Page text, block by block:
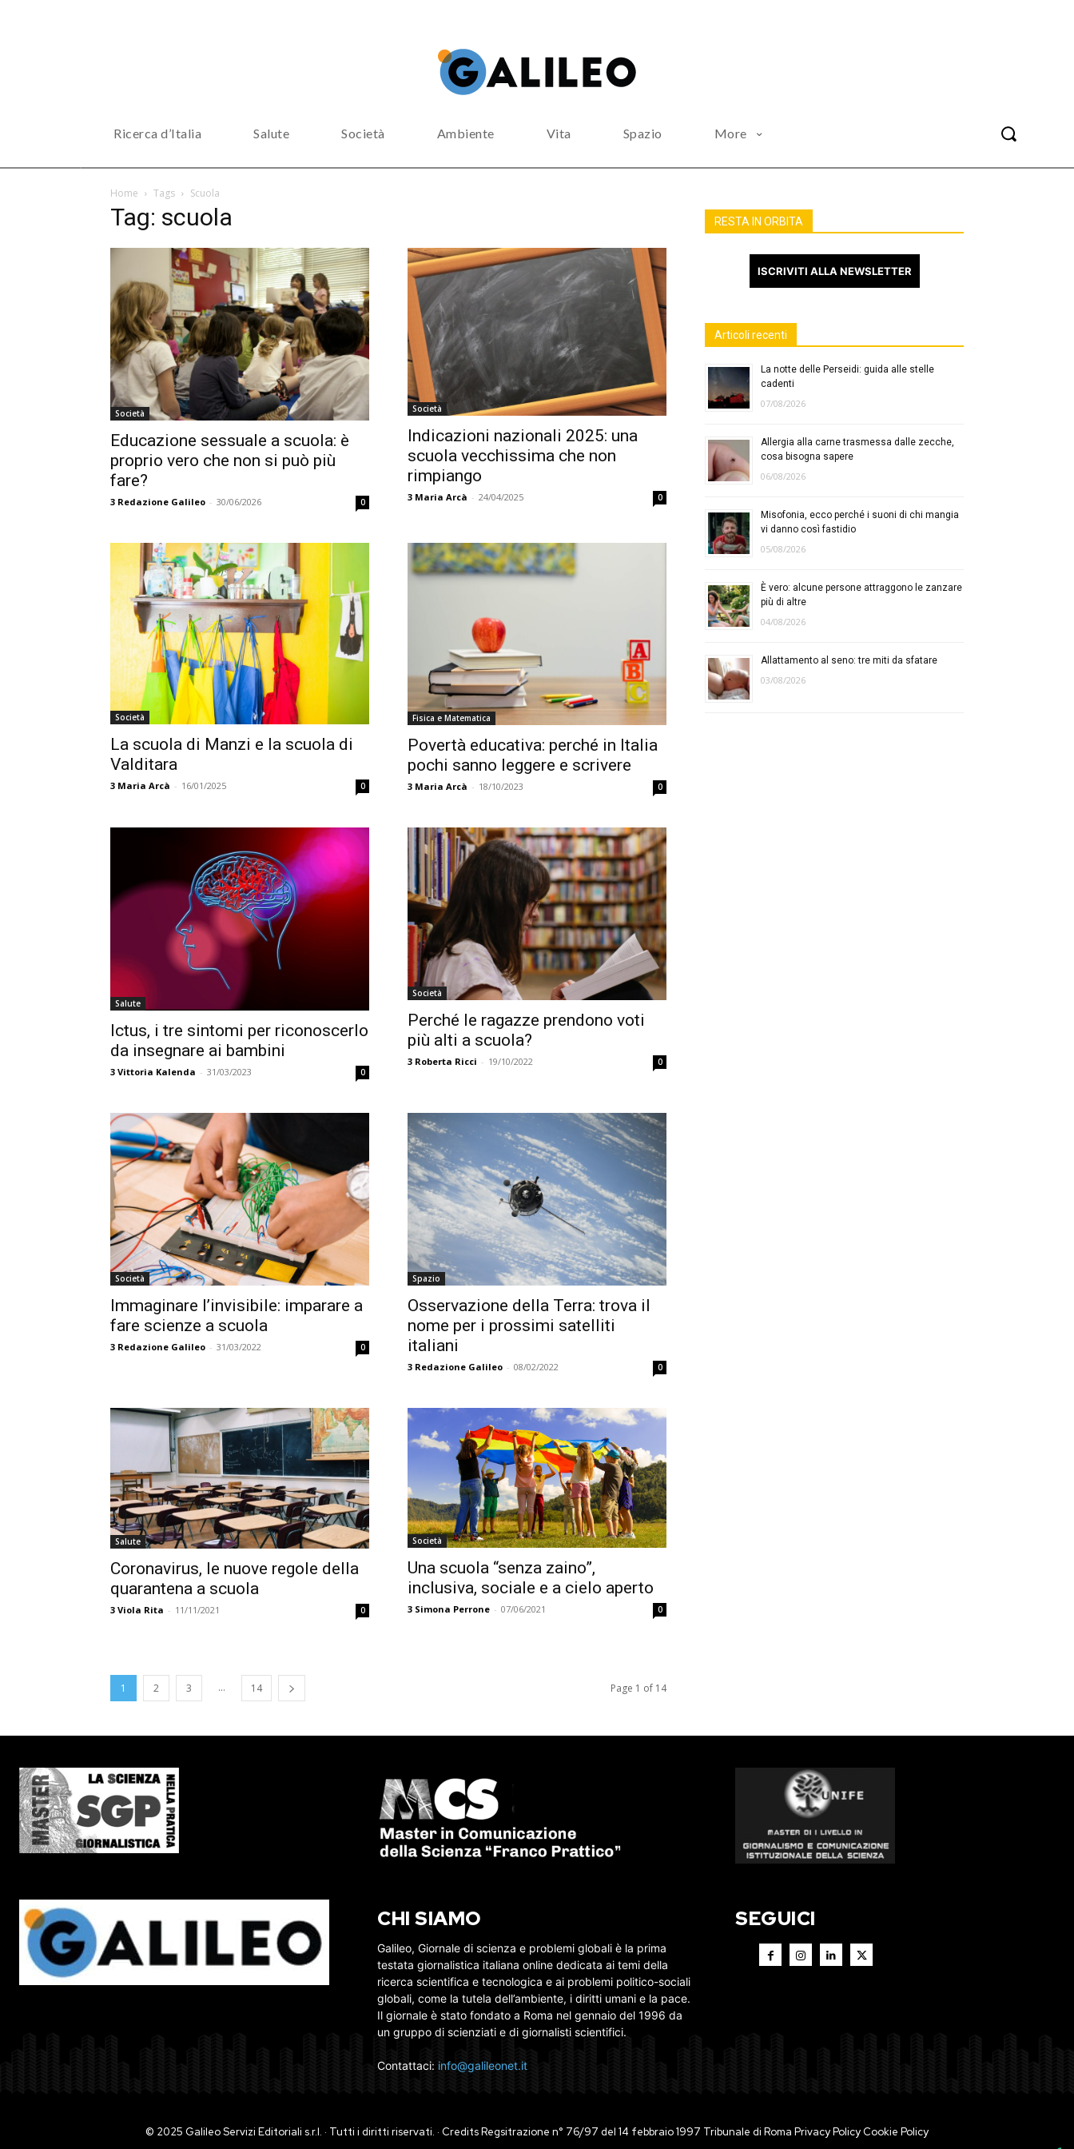
Ricerca d’Italia Salute Società Ambiente Vita Spazio More
Home Tags Scuola
Tag: scuola
Società
Educazione sessuale a scuola: è
proprio vero che non si può più
fare?
3 Redazione Galileo - 30/06/2026 0
Società
Indicazioni nazionali 2025: una
scuola vecchissima che non
rimpiango
3 Maria Arcà - 24/04/2025 0
Società
La scuola di Manzi e la scuola di
Valditara
3 Maria Arcà - 16/01/2025 0
Fisica e Matematica
Povertà educativa: perché in Italia
pochi sanno leggere e scrivere
3 Maria Arcà - 18/10/2023 0
Salute
Ictus, i tre sintomi per riconoscerlo
da insegnare ai bambini
3 Vittoria Kalenda - 31/03/2023 0
Società
Perché le ragazze prendono voti
più alti a scuola?
3 Roberta Ricci - 19/10/2022 0
Società
Immaginare l’invisibile: imparare a
fare scienze a scuola
3 Redazione Galileo - 31/03/2022 0
Spazio
Osservazione della Terra: trova il
nome per i prossimi satelliti
italiani
3 Redazione Galileo - 08/02/2022 0
Salute
Coronavirus, le nuove regole della
quarantena a scuola
3 Viola Rita - 11/11/2021 0
Società
Una scuola “senza zaino”,
inclusiva, sociale e a cielo aperto
3 Simona Perrone - 07/06/2021 0
1 2 3 ... 14 Page 1 of 14
RESTA IN ORBITA
ISCRIVITI ALLA NEWSLETTER
Articoli recenti
La notte delle Perseidi: guida alle stelle
cadenti
07/08/2026
Allergia alla carne trasmessa dalle zecche,
cosa bisogna sapere
06/08/2026
Misofonia, ecco perché i suoni di chi mangia
vi danno così fastidio
05/08/2026
È vero: alcune persone attraggono le zanzare
più di altre
04/08/2026
Allattamento al seno: tre miti da sfatare
03/08/2026
CHI SIAMO
Galileo, Giornale di scienza e problemi globali è la prima
testata giornalistica italiana online dedicata ai temi della
ricerca scientifica e tecnologica e ai problemi politico-sociali
globali, come la tutela dell’ambiente, i diritti umani e la pace.
Il giornale è stato fondato a Roma nel gennaio del 1996 da
un gruppo di scienziati e di giornalisti scientifici.
Contattaci: info@galileonet.it
SEGUICI
© 2025 Galileo Servizi Editoriali s.r.l. · Tutti i diritti riservati. · Credits Regsitrazione n° 76/97 del 14 febbraio 1997 Tribunale di Roma Privacy PolicyCookie Policy